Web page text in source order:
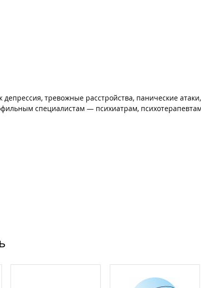
тревожные расстройства, панические
специалистам — психиатрам,